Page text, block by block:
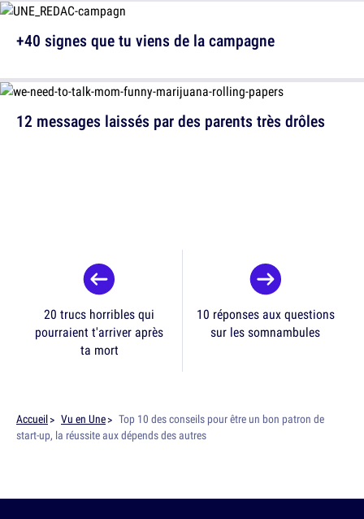
12 messages laissés par des parents très drôles
+40 signes que tu viens de la campagne
20 trucs horribles qui
pourraient t'arriver après
ta mort
10 réponses aux questions
sur les somnambules
Accueil Vu en Une
Top 10 des conseils pour être un bon patron de
start-up, la réussite aux dépends des autres